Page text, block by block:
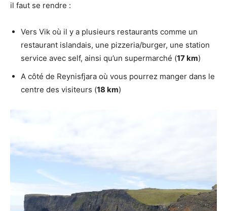
il faut se rendre :
Vers Vik où il y a plusieurs restaurants comme un
restaurant islandais, une pizzeria/burger, une station
service avec self, ainsi qu’un supermarché (17 km)
A côté de Reynisfjara où vous pourrez manger dans le
centre des visiteurs (18 km)